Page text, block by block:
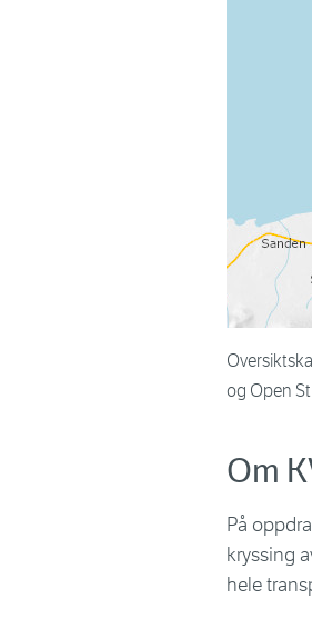
og Open
Om
På
kryssing
hele